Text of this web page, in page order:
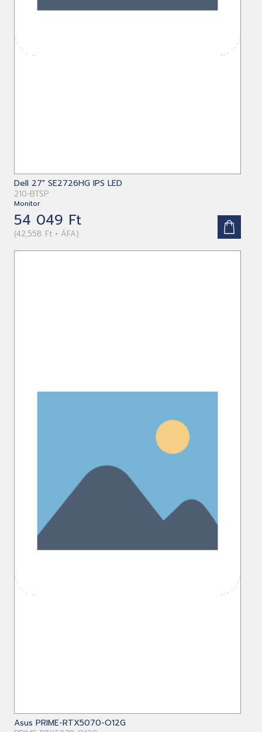
Dell 27" SE2726HG IPS LED
210-BTSP
Monitor
54 049 Ft
(42,558 Ft + ÁFA)
Asus PRIME-RTX5070-O12G